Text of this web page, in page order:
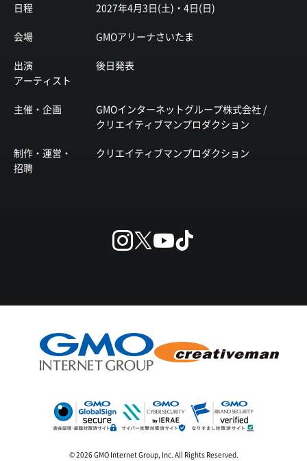
日程 2027年4月3日(土)・4日(日)
会場 GMOアリーナさいたま
出演
アーティスト
後日発表
主催・企画
GMOインターネットグループ株式会社 /
クリエイティブマンプロダクション
制作・運営・
招聘
クリエイティブマンプロダクション
© 2026 GMO Internet Group, Inc. All Rights Reserved.